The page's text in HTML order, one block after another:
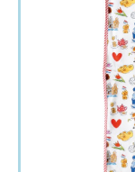
Wat is de
1. Beste
2. Fijnste
3. Goede
4. Goede
5. Stijlvolle